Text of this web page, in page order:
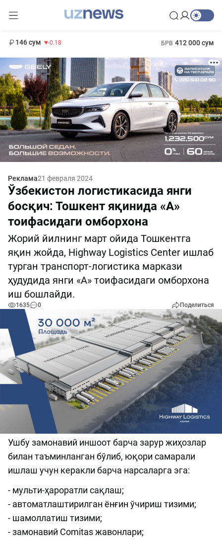
146 сум -0.18 БРВ 412 000 сум
Реклама21 февраля 2024
Ўзбекистон логистикасида янги
босқич: Тошкент яқинида «А»
тоифасидаги омборхона
Жорий йилнинг март ойида Тошкентга
яқин жойда, Highway Logistics Center ишлаб
турган транспорт-логистика маркази
ҳудудида янги «А» тоифасидаги омборхона
иш бошлайди.
1635 0 Поделиться
Ушбу замонавий иншоот барча зарур жиҳозлар
билан таъминланган бўлиб, юқори самарали
ишлаш учун керакли барча нарсаларга эга:
- мульти-ҳароратли сақлаш;
- автоматлаштирилган ёнғин ўчириш тизими;
- шамоллатиш тизими;
- замонавий Comitas жавонлари;